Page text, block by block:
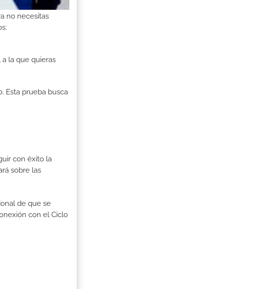
no necesitas
la que quieras
Esta prueba busca
con éxito la
sobre las
de que se
con el Ciclo